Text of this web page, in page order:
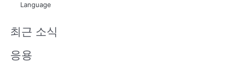
u
e
i
n
Language
최근 소식
응용